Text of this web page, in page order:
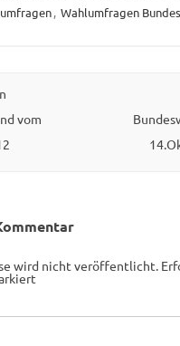
, Wahlumfragen
vom
wird nicht veröffentlicht.